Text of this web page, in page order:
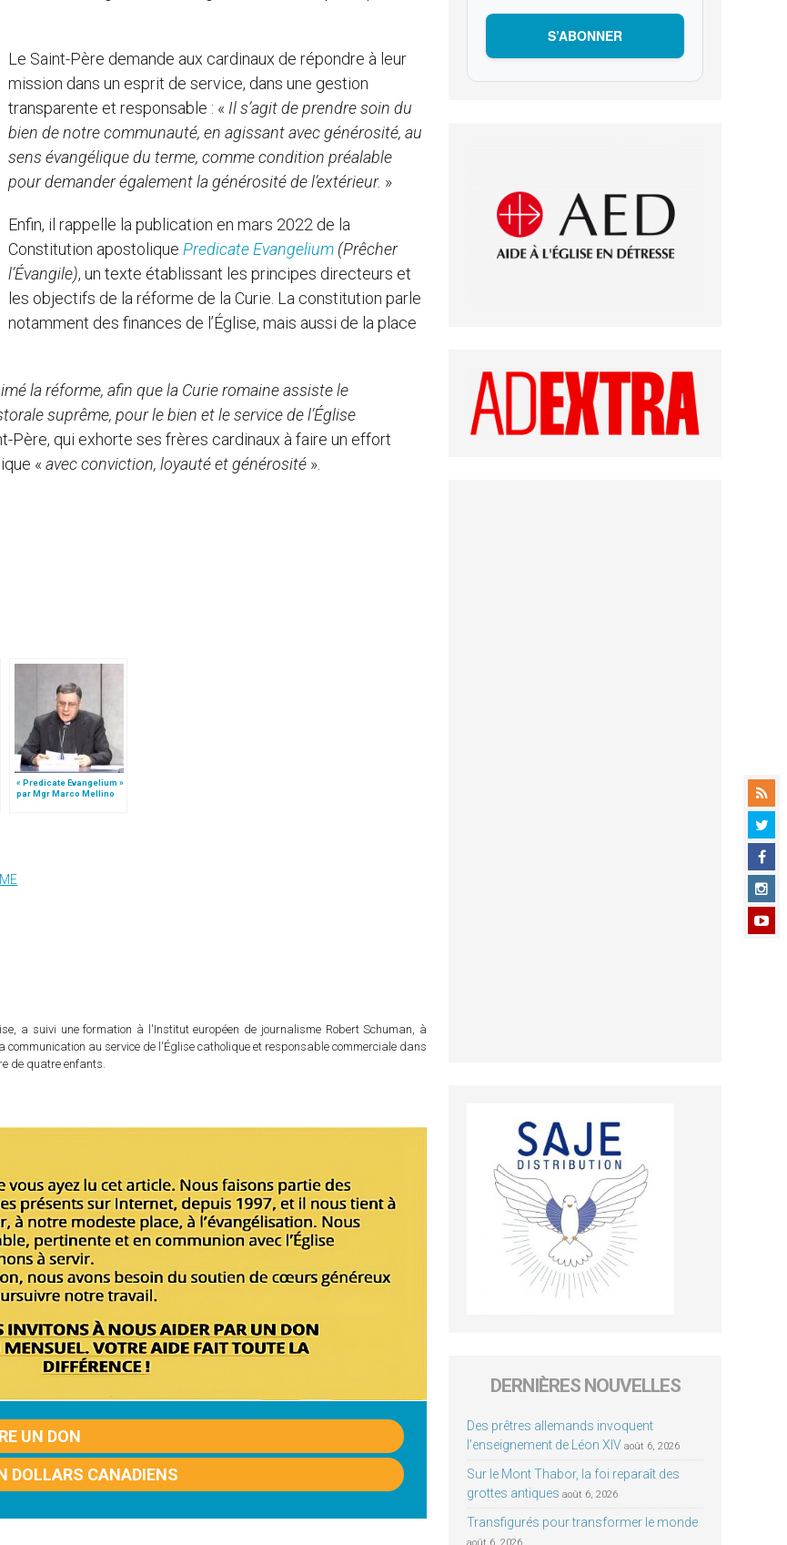
Le Saint-Père demande aux cardinaux de répondre à leur
mission dans un esprit de service, dans une gestion
transparente et responsable : « Il s’agit de prendre soin du
bien de notre communauté, en agissant avec générosité, au
sens évangélique du terme, comme condition préalable
pour demander également la générosité de l’extérieur. »
Enfin, il rappelle la publication en mars 2022 de la
Constitution apostolique Predicate Evangelium (Prêcher
l’Évangile), un texte établissant les principes directeurs et
les objectifs de la réforme de la Curie. La constitution parle
notamment des finances de l’Église, mais aussi de la place
la réforme, afin que la Curie romaine assiste le
suprême, pour le bien et le service de l’Église
Père, qui exhorte ses frères cardinaux à faire un effort
« avec conviction, loyauté et générosité ».
« Predicate Evangelium »
par Mgr Marco Mellino
(1/2)
a suivi une formation à l'Institut européen de journalisme Robert Schuman, à
communication au service de l'Église catholique et responsable commerciale dans
de quatre enfants.
UN DON
DOLLARS CANADIENS
S’ABONNER
DERNIÈRES NOUVELLES
Des prêtres allemands invoquent
l’enseignement de Léon XIV août 6, 2026
Sur le Mont Thabor, la foi reparaît des
grottes antiques août 6, 2026
Transfigurés pour transformer le monde